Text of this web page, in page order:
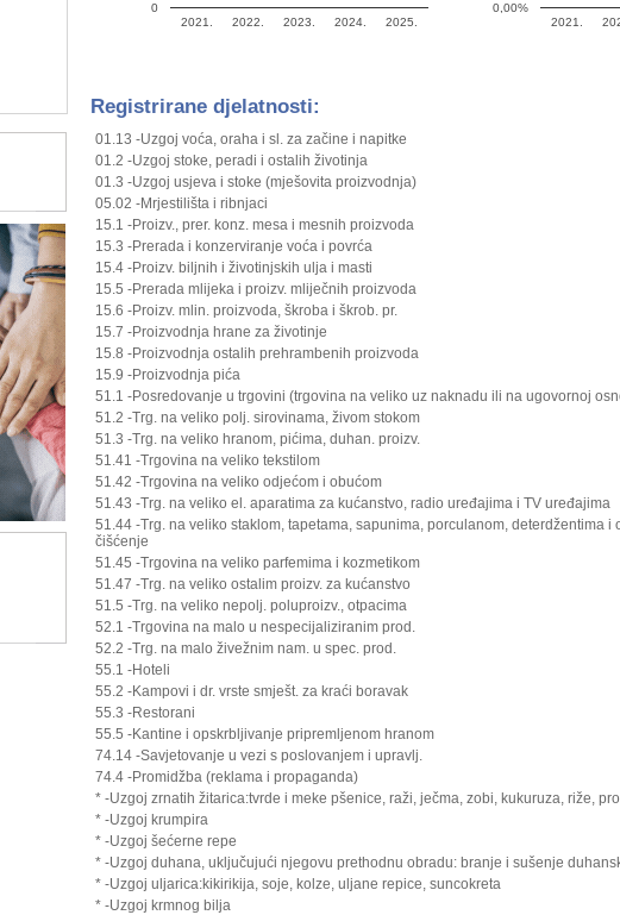
2021. 2022. 2023. 2024. 2025.
0
2021.
0,00%
Registrirane djelatnosti:
01.13 -Uzgoj voća, oraha i sl. za začine i napitke
01.2 -Uzgoj stoke, peradi i ostalih životinja
01.3 -Uzgoj usjeva i stoke (mješovita proizvodnja)
05.02 -Mrjestilišta i ribnjaci
15.1 -Proizv., prer. konz. mesa i mesnih proizvoda
15.3 -Prerada i konzerviranje voća i povrća
15.4 -Proizv. biljnih i životinjskih ulja i masti
15.5 -Prerada mlijeka i proizv. mliječnih proizvoda
15.6 -Proizv. mlin. proizvoda, škroba i škrob. pr.
15.7 -Proizvodnja hrane za životinje
15.8 -Proizvodnja ostalih prehrambenih proizvoda
15.9 -Proizvodnja pića
51.1 -Posredovanje u trgovini (trgovina na veliko uz naknadu ili na ugovornoj
51.2 -Trg. na veliko polj. sirovinama, živom stokom
51.3 -Trg. na veliko hranom, pićima, duhan. proizv.
51.41 -Trgovina na veliko tekstilom
51.42 -Trgovina na veliko odjećom i obućom
51.43 -Trg. na veliko el. aparatima za kućanstvo, radio uređajima i TV uređajima
51.44 -Trg. na veliko staklom, tapetama, sapunima, porculanom, deterdžentima i
čišćenje
51.45 -Trgovina na veliko parfemima i kozmetikom
51.47 -Trg. na veliko ostalim proizv. za kućanstvo
51.5 -Trg. na veliko nepolj. poluproizv., otpacima
52.1 -Trgovina na malo u nespecijaliziranim prod.
52.2 -Trg. na malo živežnim nam. u spec. prod.
55.1 -Hoteli
55.2 -Kampovi i dr. vrste smješt. za kraći boravak
55.3 -Restorani
55.5 -Kantine i opskrbljivanje pripremljenom hranom
74.14 -Savjetovanje u vezi s poslovanjem i upravlj.
74.4 -Promidžba (reklama i propaganda)
* -Uzgoj zrnatih žitarica:tvrde i meke pšenice, raži, ječma, zobi, kukuruza, riže,
* -Uzgoj krumpira
* -Uzgoj šećerne repe
* -Uzgoj duhana, uključujući njegovu prethodnu obradu: branje i sušenje
* -Uzgoj uljarica:kikirikija, soje, kolze, uljane repice, suncokreta
* -Uzgoj krmnog bilja